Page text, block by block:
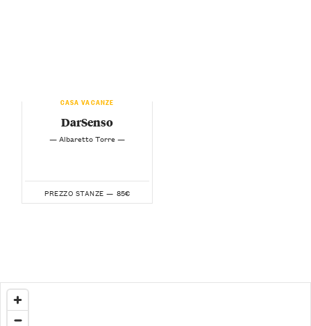
CASA VACANZE
DarSenso
— Albaretto Torre —
PREZZO STANZE — 85€